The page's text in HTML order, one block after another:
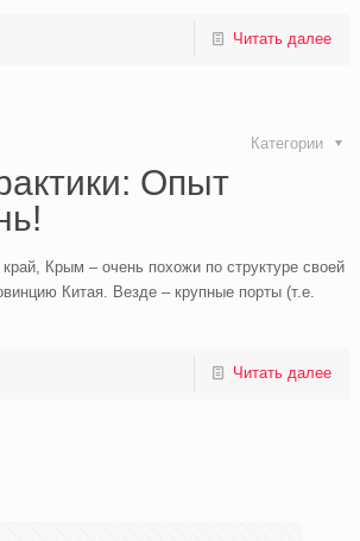
Читать далее
Категории
Опыт
Крым – очень похожи по структуре своей
Китая. Везде – крупные порты (т.е.
Читать далее